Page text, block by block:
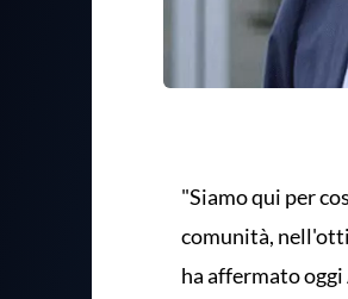
"Siamo qui per
comunità,
ha affermato